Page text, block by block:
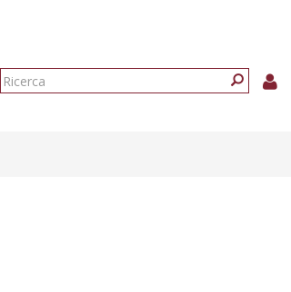
Form